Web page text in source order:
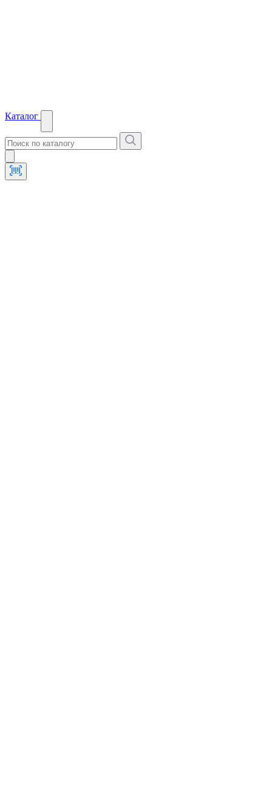
Каталог